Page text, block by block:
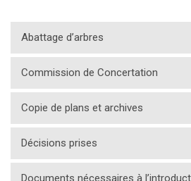
Abattage d’arbres
Commission de Concertation
Copie de plans et archives
Décisions prises
Documents nécessaires à